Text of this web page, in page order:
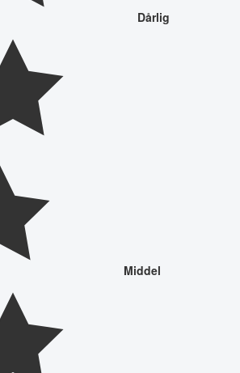
Dårlig
Middel